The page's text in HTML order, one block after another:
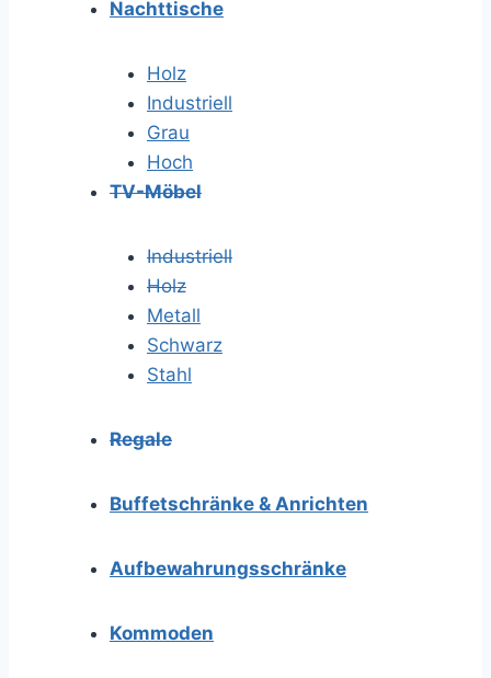
Nachttische
Holz
Industriell
Grau
Hoch
TV-Möbel
Industriell
Holz
Metall
Schwarz
Stahl
Regale
Buffetschränke & Anrichten
Aufbewahrungsschränke
Kommoden